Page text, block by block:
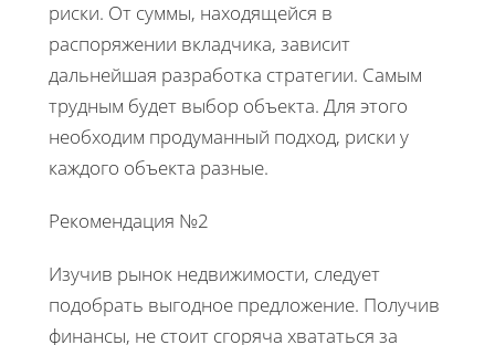
риски. От суммы, находящейся в
распоряжении вкладчика, зависит
дальнейшая разработка стратегии. Самым
трудным будет выбор объекта. Для этого
необходим продуманный подход, риски у
каждого объекта разные.
Рекомендация №2
Изучив рынок недвижимости, следует
подобрать выгодное предложение. Получив
финансы, не стоит сгоряча хвататься за